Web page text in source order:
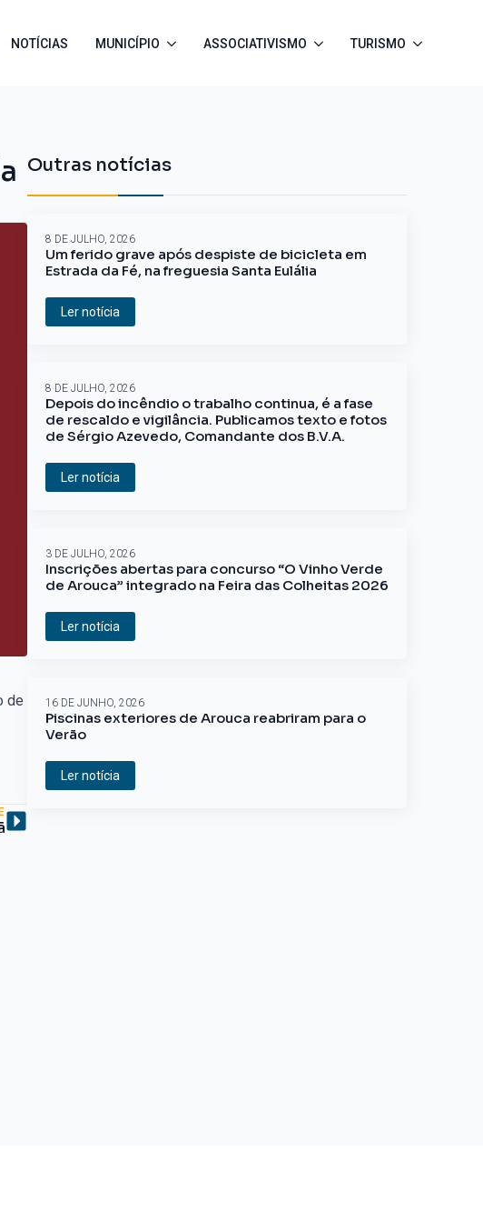
NOTÍCIAS MUNICÍPIO ASSOCIATIVISMO TURISMO
de
Outras notícias
Um ferido grave após despiste de bicicleta em
Estrada da Fé, na freguesia Santa Eulália
8 DE JULHO, 2026
Ler notícia
Depois do incêndio o trabalho continua, é a fase
de rescaldo e vigilância. Publicamos texto e fotos
de Sérgio Azevedo, Comandante dos B.V.A.
8 DE JULHO, 2026
Ler notícia
Inscrições abertas para concurso “O Vinho Verde
de Arouca” integrado na Feira das Colheitas 2026
3 DE JULHO, 2026
Ler notícia
Piscinas exteriores de Arouca reabriram para o
Verão
16 DE JUNHO, 2026
Ler notícia